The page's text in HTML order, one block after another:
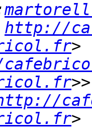
http://